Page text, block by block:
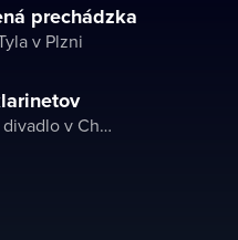
prechádzka
v Plzni
Západočeské divadlo v Chebu